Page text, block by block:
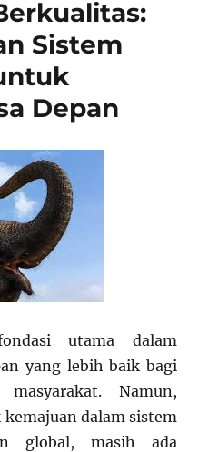
Sistem
Depan
utama dalam
yang lebih baik bagi
Namun,
dalam sistem
global, masih ada